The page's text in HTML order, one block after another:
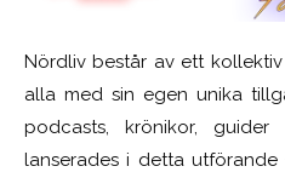
Nördliv består av ett
alla med sin egen unika
podcasts, krönikor,
lanserades i detta